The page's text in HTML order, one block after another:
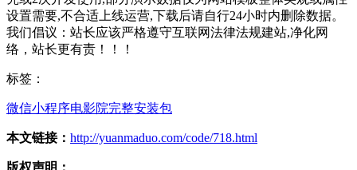
设置需要,不合适上线运营,下载后请自行24小时内删除数据。
我们倡议：站长应该严格遵守互联网法律法规建站,净化网
络，站长更有责！！！
标签：
微信小程序电影院完整安装包
本文链接： http://yuanmaduo.com/code/718.html